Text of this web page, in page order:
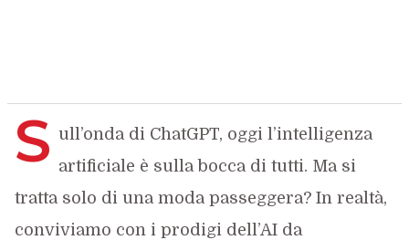
S ull’onda di ChatGPT, oggi l’intelligenza
artificiale è sulla bocca di tutti. Ma si
tratta solo di una moda passeggera? In realtà,
conviviamo con i prodigi dell’AI da